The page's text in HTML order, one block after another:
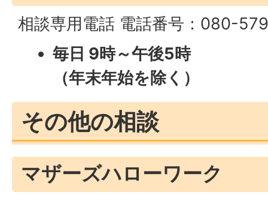
相談専用電話 電話番号：080-
毎日 9時～午後5時
（年末年始を除く）
その他の相談
マザーズハローワーク